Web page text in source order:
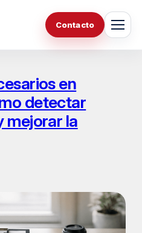
Contacto
en
detectar
mejorar la